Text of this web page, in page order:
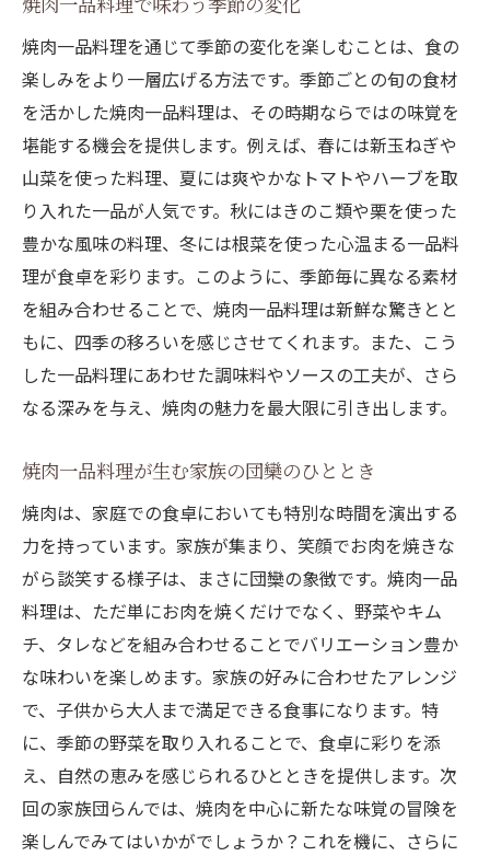
焼肉一品料理を通じて季節の変化を楽しむことは、食の
楽しみをより一層広げる方法です。季節ごとの旬の食材
を活かした焼肉一品料理は、その時期ならではの味覚を
堪能する機会を提供します。例えば、春には新玉ねぎや
山菜を使った料理、夏には爽やかなトマトやハーブを取
り入れた一品が人気です。秋にはきのこ類や栗を使った
豊かな風味の料理、冬には根菜を使った心温まる一品料
理が食卓を彩ります。このように、季節毎に異なる素材
を組み合わせることで、焼肉一品料理は新鮮な驚きとと
もに、四季の移ろいを感じさせてくれます。また、こう
した一品料理にあわせた調味料やソースの工夫が、さら
なる深みを与え、焼肉の魅力を最大限に引き出します。
焼肉一品料理が生む家族の団欒のひととき
焼肉は、家庭での食卓においても特別な時間を演出する
力を持っています。家族が集まり、笑顔でお肉を焼きな
がら談笑する様子は、まさに団欒の象徴です。焼肉一品
料理は、ただ単にお肉を焼くだけでなく、野菜やキム
チ、タレなどを組み合わせることでバリエーション豊か
な味わいを楽しめます。家族の好みに合わせたアレンジ
で、子供から大人まで満足できる食事になります。特
に、季節の野菜を取り入れることで、食卓に彩りを添
え、自然の恵みを感じられるひとときを提供します。次
回の家族団らんでは、焼肉を中心に新たな味覚の冒険を
楽しんでみてはいかがでしょうか？これを機に、さらに